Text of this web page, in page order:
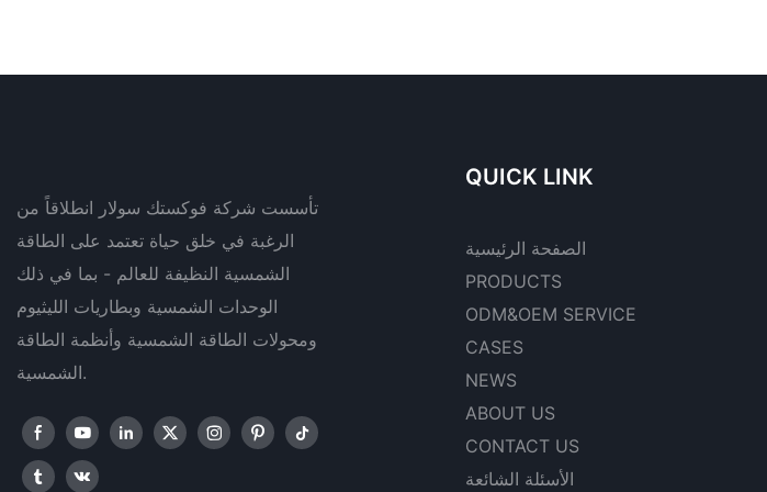
تأسست شركة فوكستك سولار انطلاقاً من
الرغبة في خلق حياة تعتمد على الطاقة
الشمسية النظيفة للعالم - بما في ذلك
الوحدات الشمسية وبطاريات الليثيوم
ومحولات الطاقة الشمسية وأنظمة الطاقة
الشمسية.
QUICK LINK
الصفحة الرئيسية
PRODUCTS
ODM&OEM SERVICE
CASES
NEWS
ABOUT US
CONTACT US
الأسئلة الشائعة